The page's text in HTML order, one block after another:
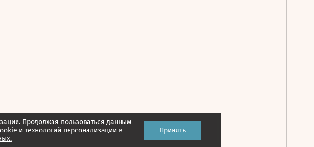
Продолжая пользоваться данным
и технологий персонализации в
Принять